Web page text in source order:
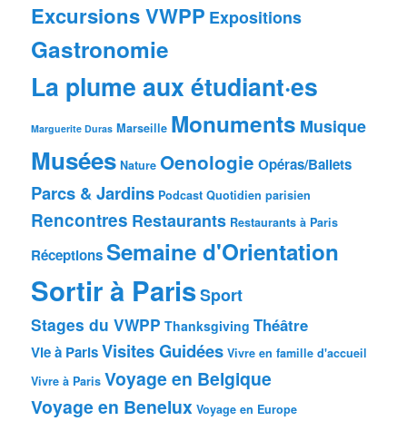
Excursions VWPP Expositions
Gastronomie
La plume aux étudiant·es
Marguerite Duras Marseille Monuments Musique
Musées Nature Oenologie Opéras/Ballets
Parcs & Jardins Podcast Quotidien parisien
Rencontres Restaurants Restaurants à Paris
RéceptionsSemaine d'Orientation
Sortir à ParisSport
Stages du VWPP Thanksgiving Théâtre
Vie à ParisVisites Guidées Vivre en famille d'accueil
Vivre à Paris Voyage en Belgique
Voyage en Benelux Voyage en Europe